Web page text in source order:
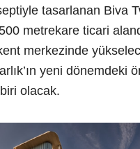
tasarlanan Biva
metrekare ticari
merkezinde
yeni dönemdeki
biri olacak.